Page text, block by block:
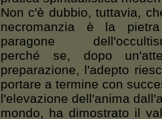
Non c'è dubbio, tuttavia,
necromanzia è la
paragone
perché se, dopo
preparazione, l'adepto
portare a termine con
l'elevazione dell'anima
mondo, ha dimostrato il